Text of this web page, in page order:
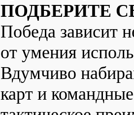
ПОДБЕРИТЕ
Победа зависит
от умения
Вдумчиво
карт и